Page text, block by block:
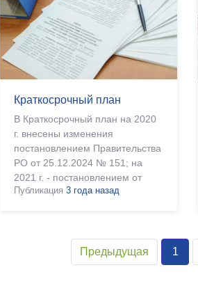
Краткосрочный план
В Краткосрочный план на 2020
г. внесены изменения
постановлением Правительства
РО от 25.12.2024 № 151; на
2021 г. - постановлением от
24.12.2024 № 139; на 2022 г. -
Публикация 3 года назад
Предыдущая 1